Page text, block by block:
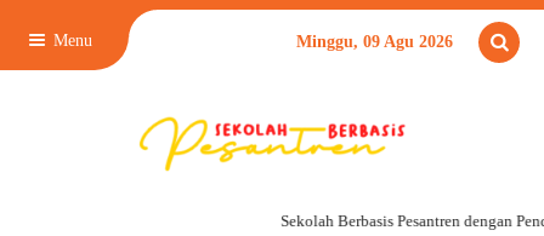
Menu Minggu, 09 Agu 2026
Sekolah Berbasis Pesantren dengan